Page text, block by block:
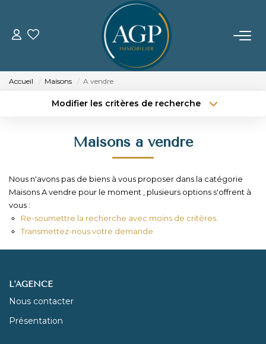
ACHETER
Nos Biens Vendus
LOUER
GERER
Accueil Maisons A vendre
Modifier les critères de recherche
Budget max Plus de critères
Maisons a vendre
Nous n'avons pas de biens à vous proposer dans la catégorie
Maisons A vendre pour le moment , plusieurs options s'offrent à
vous :
Re-soumettre la recherche avec moins de critères.
Transmettez-nous votre demande
L'AGENCE
Nous contacter
Présentation